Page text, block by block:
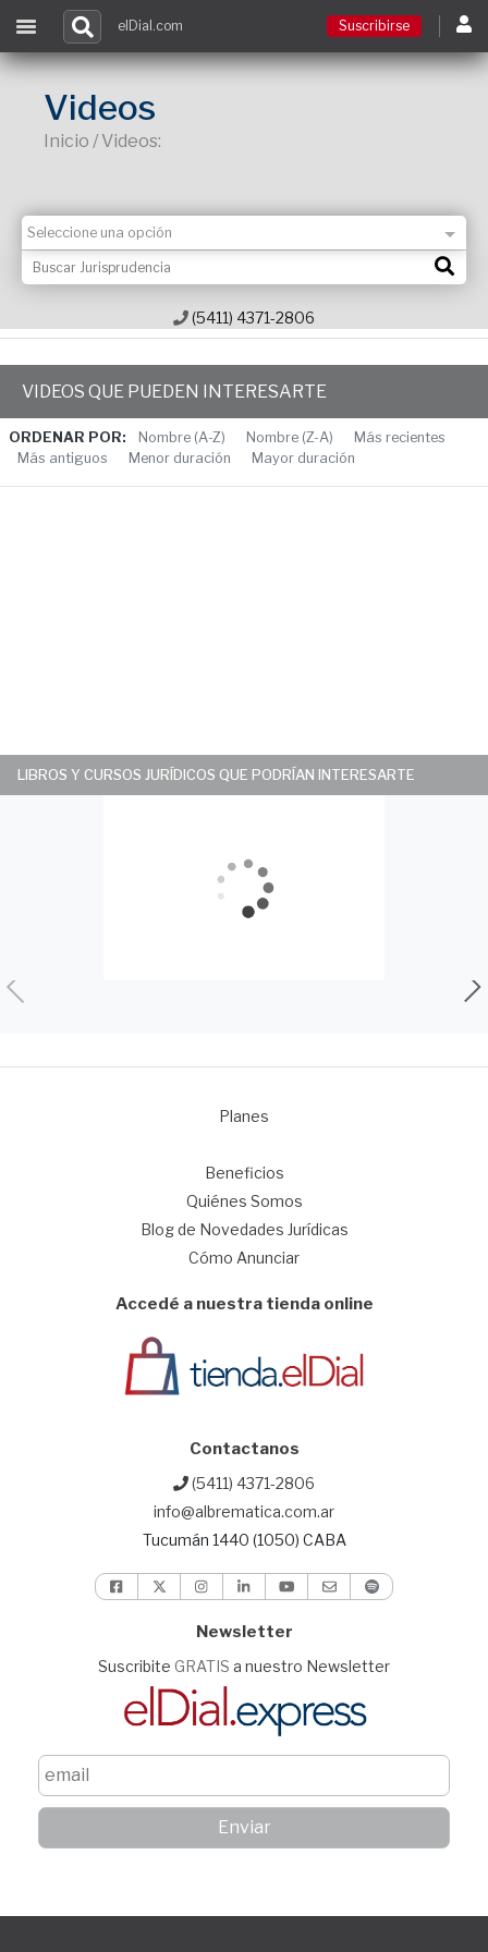
Contacto
elDial.com Suscribirse
Videos
Inicio / Videos:
(5411) 4371-2806
VIDEOS QUE PUEDEN INTERESARTE
ORDENAR POR: Nombre (A-Z) Nombre (Z-A)
Más recientes
Más antiguos
Menor duración Mayor duración
LIBROS Y CURSOS JURÍDICOS QUE PODRÍAN INTERESARTE
Planes
Beneficios
Quiénes Somos
Blog de Novedades Jurídicas
Cómo Anunciar
Accedé a nuestra tienda online
Contactanos
(5411) 4371-2806
info@albrematica.com.ar
Tucumán 1440 (1050) CABA
Newsletter
Suscribite GRATIS a nuestro Newsletter